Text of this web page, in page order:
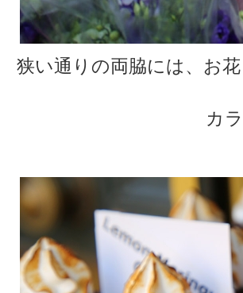
狭い通りの両脇には、お
カ